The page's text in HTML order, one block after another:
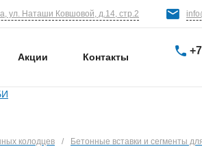
ул. Наташи Ковшовой, д.14, стр.2
Акции Контакты
колодцев / Бетонные вставки и сегменты